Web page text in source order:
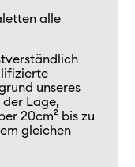
alle
unseres
Lage,
20cm² bis zu
gleichen